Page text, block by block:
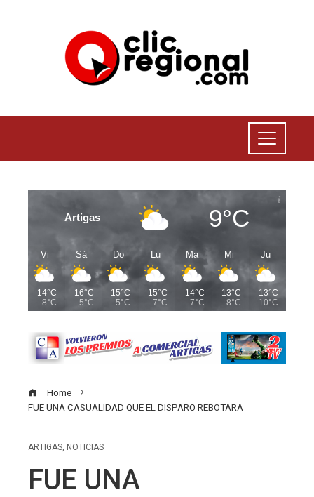
Artigas 9°C
Vi
14°C
8°C
Sá
16°C
5°C
Do
15°C
5°C
Lu
15°C
7°C
Ma
14°C
7°C
Mi
13°C
8°C
Ju
13°C
10°C
Home
FUE UNA CASUALIDAD QUE EL DISPARO REBOTARA
ARTIGAS, NOTICIAS
FUE UNA